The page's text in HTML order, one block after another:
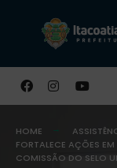
HOME
FORTALECE AÇÕES
COMISSÃO DO SELO
Buscar